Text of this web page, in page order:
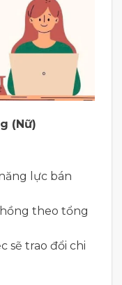
(Nữ)
lực bán
theo tổng
sẽ trao đổi chi